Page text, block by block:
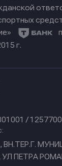
г.
/
ВН.ТЕР.Г.
ПЕТРА